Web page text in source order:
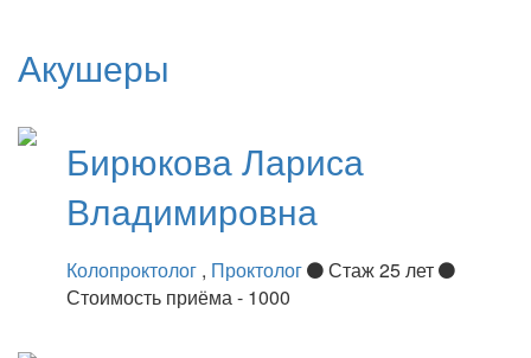
Акушеры
БирюковаЛариса
Владимировна
Колопроктолог , Проктолог
Стаж 25 лет
Стоимость приёма - 1000